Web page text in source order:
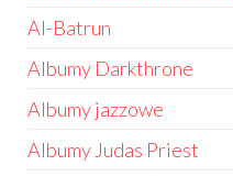
Al-Batrun
Albumy Darkthrone
Albumy jazzowe
Albumy Judas Priest